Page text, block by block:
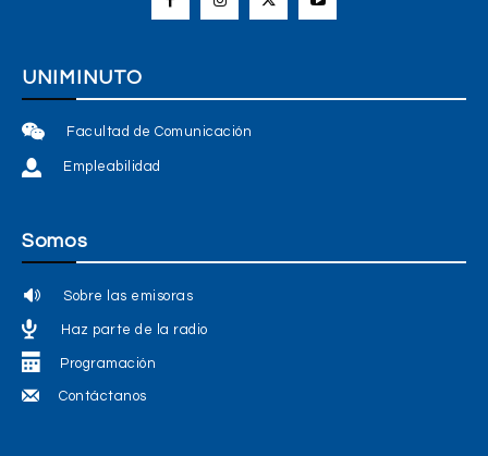
UNIMINUTO
Facultad de Comunicación
Empleabilidad
Somos
Sobre las emisoras
Haz parte de la radio
Programación
Contáctanos